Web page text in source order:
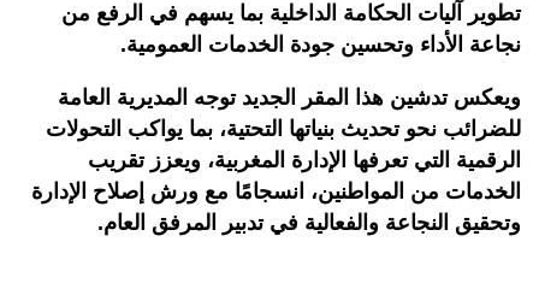
تطوير آليات الحكامة الداخلية بما يسهم في الرفع من
نجاعة الأداء وتحسين جودة الخدمات العمومية.
ويعكس تدشين هذا المقر الجديد توجه المديرية العامة
للضرائب نحو تحديث بنياتها التحتية، بما يواكب التحولات
الرقمية التي تعرفها الإدارة المغربية، ويعزز تقريب
الخدمات من المواطنين، انسجامًا مع ورش إصلاح الإدارة
وتحقيق النجاعة والفعالية في تدبير المرفق العام.